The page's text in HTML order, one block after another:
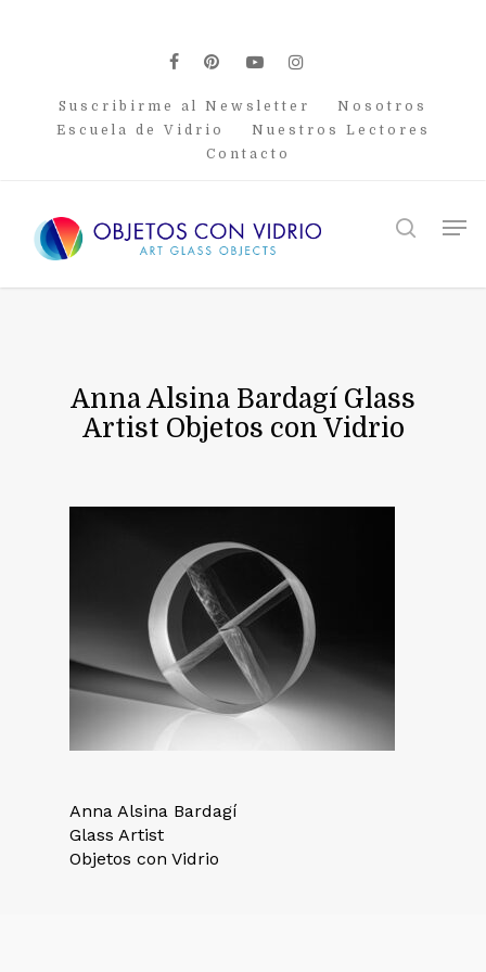
facebook
pinterest
youtubeinstagram
Suscribirme al Newsletter
Nosotros
Escuela de Vidrio
Nuestros Lectores
Contacto
search
Anna Alsina Bardagí Glass
Artist Objetos con Vidrio
Anna Alsina Bardagí
Glass Artist
Objetos con Vidrio